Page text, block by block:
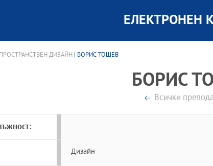
ЕЛЕКТРОНЕН
ПРОСТРАНСТВЕН ДИЗАЙН | БОРИС ТОШЕВ
БОРИС
Всички
Дизайн